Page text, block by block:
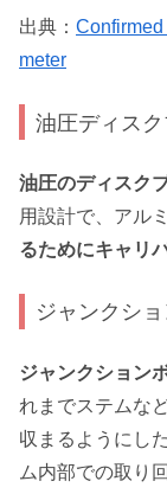
出典：
meter
油圧ディス
油圧のディスク
用設計で、アル
るためにキャリ
ジャンクシ
ジャンクション
れまでステムな
収まるようにし
ム内部での取り